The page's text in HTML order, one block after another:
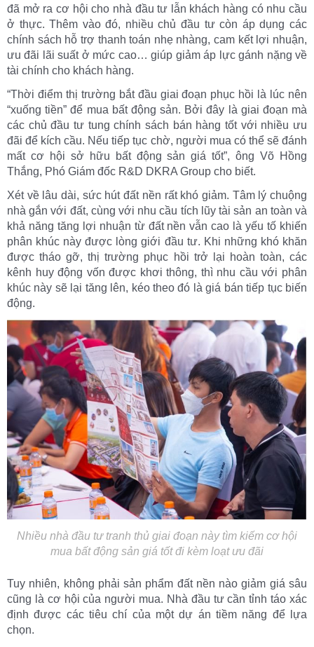
đã mở ra cơ hội cho nhà đầu tư lẫn khách hàng có nhu cầu
ở thực. Thêm vào đó, nhiều chủ đầu tư còn áp dụng các
chính sách hỗ trợ thanh toán nhẹ nhàng, cam kết lợi nhuận,
ưu đãi lãi suất ở mức cao… giúp giảm áp lực gánh nặng về
tài chính cho khách hàng.
“Thời điểm thị trường bắt đầu giai đoạn phục hồi là lúc nên
“xuống tiền” để mua bất động sản. Bởi đây là giai đoạn mà
các chủ đầu tư tung chính sách bán hàng tốt với nhiều ưu
đãi để kích cầu. Nếu tiếp tục chờ, người mua có thể sẽ đánh
mất cơ hội sở hữu bất động sản giá tốt”, ông Võ Hồng
Thắng, Phó Giám đốc R&D DKRA Group cho biết.
Xét về lâu dài, sức hút đất nền rất khó giảm. Tâm lý chuộng
nhà gắn với đất, cùng với nhu cầu tích lũy tài sản an toàn và
khả năng tăng lợi nhuận từ đất nền vẫn cao là yếu tố khiến
phân khúc này được lòng giới đầu tư. Khi những khó khăn
được tháo gỡ, thị trường phục hồi trở lại hoàn toàn, các
kênh huy động vốn được khơi thông, thì nhu cầu với phân
khúc này sẽ lại tăng lên, kéo theo đó là giá bán tiếp tục biến
động.
Nhiều nhà đầu tư tranh thủ giai đoạn này tìm kiếm cơ hội
mua bất động sản giá tốt đi kèm loạt ưu đãi
Tuy nhiên, không phải sản phẩm đất nền nào giảm giá sâu
cũng là cơ hội của người mua. Nhà đầu tư cần tỉnh táo xác
định được các tiêu chí của một dự án tiềm năng để lựa
chọn.